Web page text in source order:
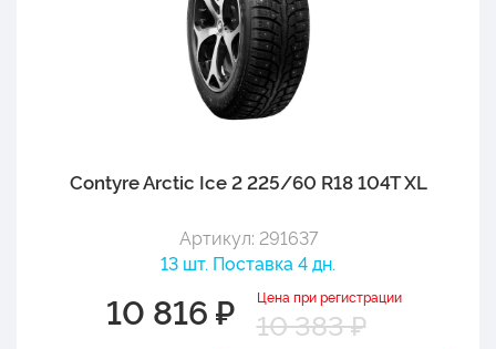
Contyre Arctic Ice 2 225/60 R18 104T XL
Артикул: 291637
13 шт. Поставка 4 дн.
10 816 ₽ Цена при регистрации
10 383 ₽